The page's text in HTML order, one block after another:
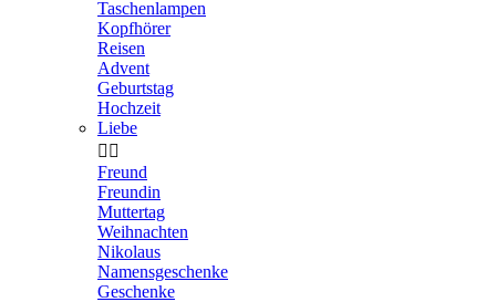
Taschenlampen
Kopfhörer
Reisen
Advent
Geburtstag
Hochzeit
Liebe
 
Freund
Freundin
Muttertag
Weihnachten
Nikolaus
Namensgeschenke
Geschenke